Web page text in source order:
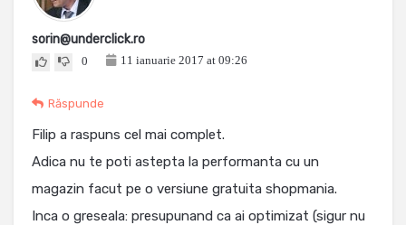
sorin@underclick.ro
0 11 ianuarie 2017 at 09:26
Răspunde
Filip a raspuns cel mai complet.
Adica nu te poti astepta la performanta cu un
magazin facut pe o versiune gratuita shopmania.
Inca o greseala: presupunand ca ai optimizat (sigur nu